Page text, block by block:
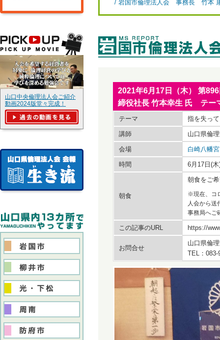
/ 岩国市倫理法人会 事務長 竹本
2021年6月17日（木） 第
締役社長 竹本幸生 氏 テー
テーマ 指を失っ
講師 山口県倫
会場 白崎八幡
時間 6月17日(
朝食
朝食をご
※現在、コ
人会から送
事務局へご
この記事のURL https://
お問合せ
山口県倫
TEL：
山口中央倫理法人会ご紹介
動画2024版堂々完成！